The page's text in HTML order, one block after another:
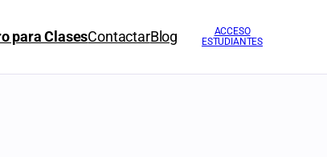
para ClasesContactarBlog
ACCESO
ESTUDIANTES